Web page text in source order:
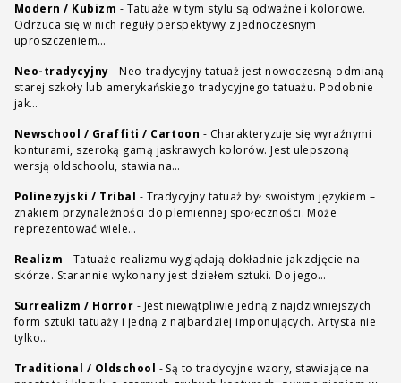
Modern / Kubizm - Tatuaże w tym stylu są odważne i kolorowe.
Odrzuca się w nich reguły perspektywy z jednoczesnym
uproszczeniem…
Neo-tradycyjny - Neo-tradycyjny tatuaż jest nowoczesną odmianą
starej szkoły lub amerykańskiego tradycyjnego tatuażu. Podobnie
jak…
Newschool / Graffiti / Cartoon - Charakteryzuje się wyraźnymi
konturami, szeroką gamą jaskrawych kolorów. Jest ulepszoną
wersją oldschoolu, stawia na…
Polinezyjski / Tribal - Tradycyjny tatuaż był swoistym językiem –
znakiem przynależności do plemiennej społeczności. Może
reprezentować wiele…
Realizm - Tatuaże realizmu wyglądają dokładnie jak zdjęcie na
skórze. Starannie wykonany jest dziełem sztuki. Do jego…
Surrealizm / Horror - Jest niewątpliwie jedną z najdziwniejszych
form sztuki tatuaży i jedną z najbardziej imponujących. Artysta nie
tylko…
Traditional / Oldschool - Są to tradycyjne wzory, stawiające na